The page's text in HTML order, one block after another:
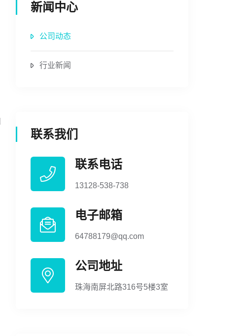
新闻中心
公司动态
行业新闻
联系我们
联系电话
13128-538-738
电子邮箱
64788179@qq.com
公司地址
珠海南屏北路316号5楼3室